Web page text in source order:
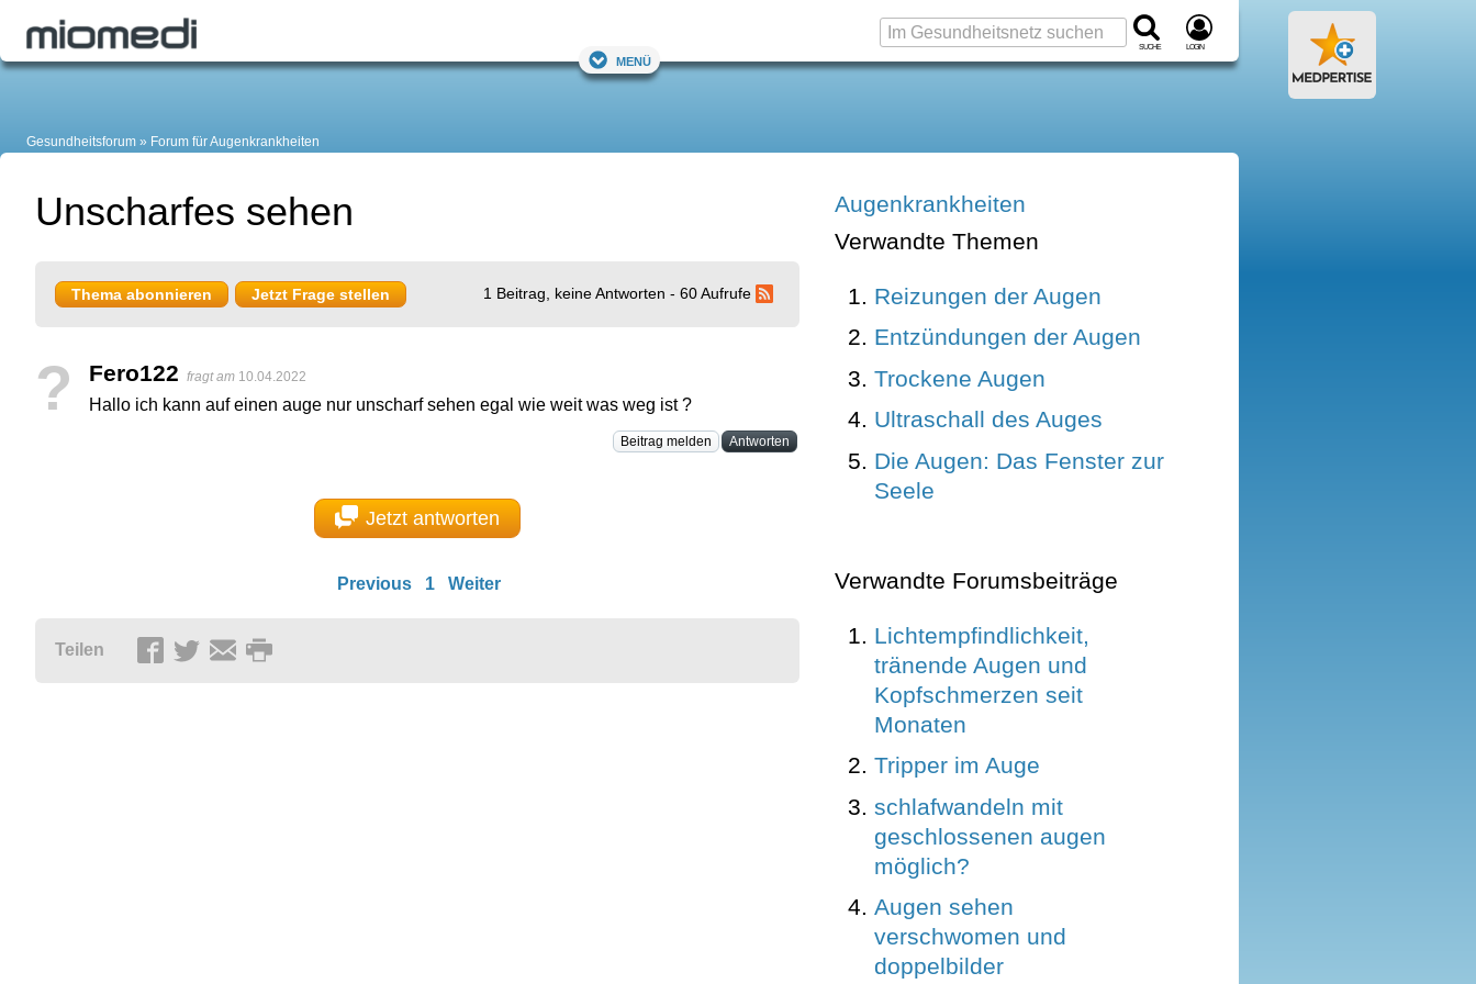
Suche Login
Menü
Gesundheitsforum Forum für Augenkrankheiten
Unscharfes sehen
Thema abonnieren Jetzt Frage stellen 1 Beitrag, keine Antworten - 60 Aufrufe
? Fero122 fragt am 10.04.2022
Hallo ich kann auf einen auge nur unscharf sehen egal wie weit was weg ist ?
Beitrag melden Antworten
Jetzt antworten
Previous 1 Weiter
Teilen
Augenkrankheiten
Verwandte Themen
Reizungen der Augen
Entzündungen der Augen
Trockene Augen
Ultraschall des Auges
Die Augen: Das Fenster zur
Seele
Verwandte Forumsbeiträge
Lichtempfindlichkeit,
tränende Augen und
Kopfschmerzen seit
Monaten
Tripper im Auge
schlafwandeln mit
geschlossenen augen
möglich?
Augen sehen
verschwomen und
doppelbilder